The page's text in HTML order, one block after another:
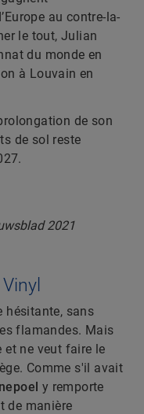
au contre-la-
le tout, Julian
du monde en
à Louvain en
de son
de sol reste
hésitante, sans
flamandes. Mais
et ne veut faire le
Comme s'il avait
y remporte
de manière